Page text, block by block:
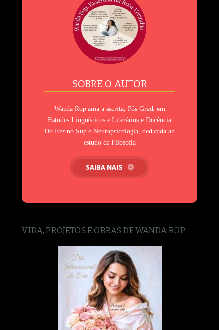
SOBRE O AUTOR
Wanda Rop ama a escrita, Pós Grad. em
Estudos Linguísticos e Literários e Docência
Do Ensino Sup.e Neuropsicologia, dedicada ao
estudo da Filosofia
SAIBA MAIS
VIDA, PROJETOS E OBRAS DE WANDA ROP